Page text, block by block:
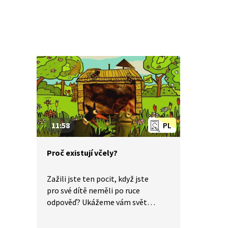
PL
11:58
Proč existují včely?
Zažili jste ten pocit, když jste
pro své dítě neměli po ruce
odpověď? Ukážeme vám svět